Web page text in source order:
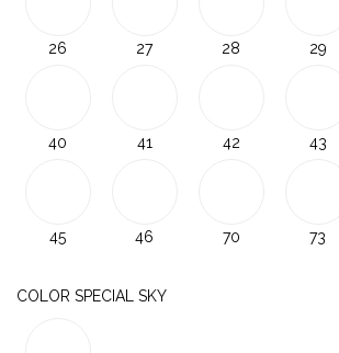
26 27 28 29
40 41 42 43
45 46 70 73
COLOR SPECIAL SKY